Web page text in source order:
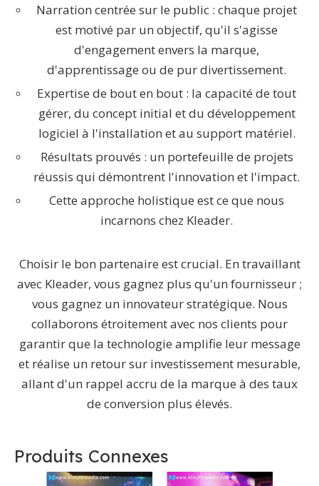
Narration centrée sur le public : chaque projet
est motivé par un objectif, qu'il s'agisse
d'engagement envers la marque,
d'apprentissage ou de pur divertissement.
Expertise de bout en bout : la capacité de tout
gérer, du concept initial et du développement
logiciel à l'installation et au support matériel.
Résultats prouvés : un portefeuille de projets
réussis qui démontrent l'innovation et l'impact.
Cette approche holistique est ce que nous
incarnons chez Kleader.
Choisir le bon partenaire est crucial. En travaillant
avec Kleader, vous gagnez plus qu'un fournisseur ;
vous gagnez un innovateur stratégique. Nous
collaborons étroitement avec nos clients pour
garantir que la technologie amplifie leur message
et réalise un retour sur investissement mesurable,
allant d'un rappel accru de la marque à des taux
de conversion plus élevés.
Produits Connexes